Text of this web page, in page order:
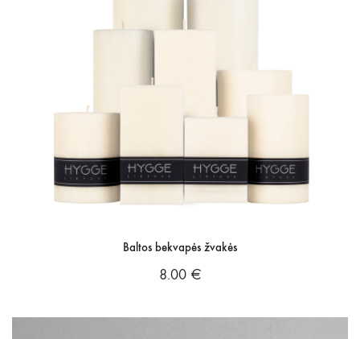
Baltos bekvapės žvakės
8.00 €